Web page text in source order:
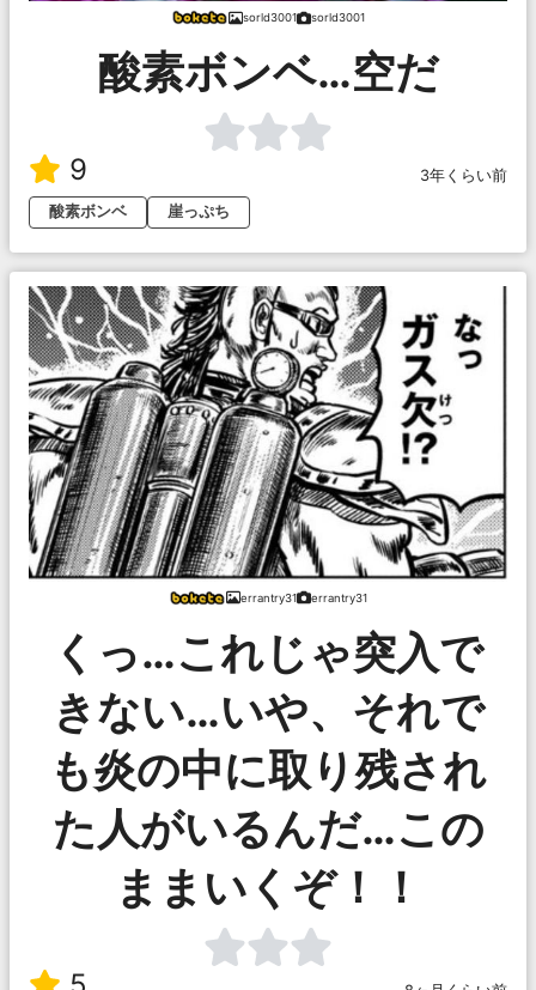
sorld3001 sorld3001
酸素ボンベ…空だ
9
3年くらい前
酸素ボンベ
崖っぷち
errantry31 errantry31
くっ…これじゃ突入で
きない…いや、それで
も炎の中に取り残され
た人がいるんだ…この
ままいくぞ！！